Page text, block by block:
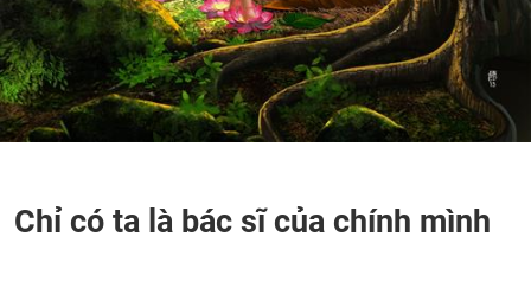
Chỉ có ta là bác sĩ của chính mình